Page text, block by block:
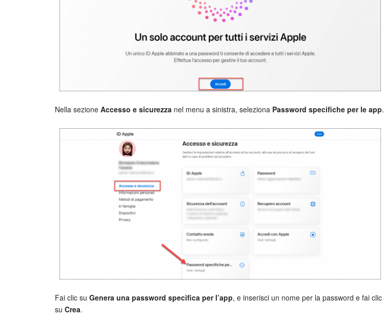
Nella sezione Accesso e sicurezza nel menu a sinistra, seleziona Password specifiche per le app.
Fai clic su Genera una password specifica per l’app, e inserisci un nome per la password e fai clic
su Crea.